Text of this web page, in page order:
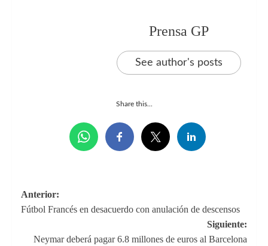
Prensa GP
See author's posts
Share this...
Navegación
de
entradas
Anterior:
Fútbol Francés en desacuerdo con anulación de descensos
Siguiente:
Neymar deberá pagar 6.8 millones de euros al Barcelona